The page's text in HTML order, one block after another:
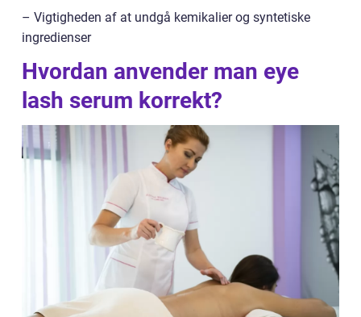
– Vigtigheden af at undgå kemikalier og syntetiske
ingredienser
Hvordan anvender man eye
lash serum korrekt?